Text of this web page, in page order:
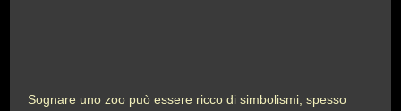
Sognare uno zoo può essere ricco di simbolismi, spesso